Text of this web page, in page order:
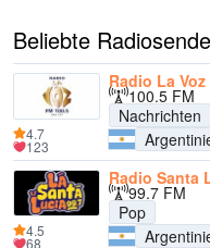
Beliebte
Radio La Voz
100.5 FM
Nachrichten
4.7
123
Radio Santa
99.7 FM
Pop
4.5
68